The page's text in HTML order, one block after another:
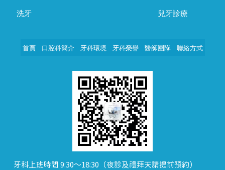
洗牙 兒牙診療
首頁 口腔科簡介 牙科環境 牙科榮譽 醫師團隊 聯絡方式
牙科上班時間 9:30～18:30（夜診及禮拜天請提前預約）